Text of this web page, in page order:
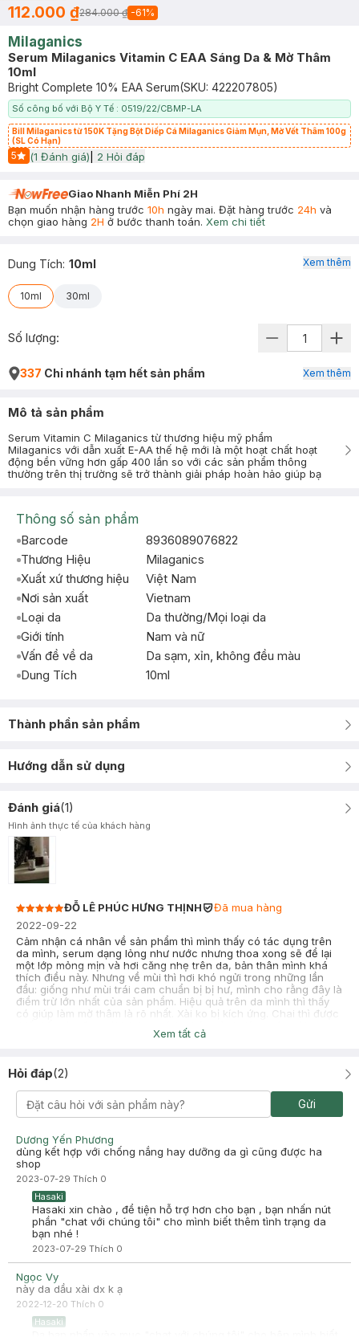
112.000 ₫284.000 ₫ -61%
Milaganics
Serum Milaganics Vitamin C EAA Sáng Da & Mờ Thâm
10ml
Bright Complete 10% EAA Serum(SKU: 422207805)
Số công bố với Bộ Y Tế : 0519/22/CBMP-LA
Bill Milaganics từ 150K Tặng Bột Diếp Cá Milaganics Giảm Mụn, Mờ Vết Thâm 100g
(SL Có Hạn)
5
Start Icon
(1 Đánh giá) 2 Hỏi đáp
Giao Nhanh Miễn Phí 2H
Bạn muốn nhận hàng trước 10h ngày mai. Đặt hàng trước 24h và
chọn giao hàng 2H ở bước thanh toán. Xem chi tiết
Dung Tích: 10ml
10ml 30ml
Xem thêm
Số lượng:
337 Chi nhánh tạm hết sản phẩm Xem thêm
Mô tả sản phẩm
Serum Vitamin C Milaganics từ thương hiệu mỹ phẩm
Milaganics với dẫn xuất E-AA thế hệ mới là một hoạt chất hoạt
động bền vững hơn gấp 400 lần so với các sản phẩm thông
thường trên thị trường sẽ trở thành giải pháp hoàn hảo giúp bạ
Thông số sản phẩm
Barcode
8936089076822
Thương Hiệu
Milaganics
Xuất xứ thương hiệu
Việt Nam
Nơi sản xuất
Vietnam
Loại da
Da thường/Mọi loại da
Giới tính
Nam và nữ
Vấn đề về da
Da sạm, xỉn, không đều màu
Dung Tích
10ml
Thành phần sản phẩm
Hướng dẫn sử dụng
Đánh giá(1)
Hình ảnh thực tế của khách hàng
ĐỖ LÊ PHÚC HƯNG THỊNH
Đã mua hàng
2022-09-22
Cảm nhận cá nhân về sản phẩm thì mình thấy có tác dụng trên
da mình, serum dạng lỏng như nước nhưng thoa xong sẽ để lại
một lớp mỏng mịn và hơi căng nhẹ trên da, bản thân mình khá
thích điều này. Nhưng về mùi thì hơi khó ngửi trong những lần
đầu: giống như mùi trái cam chuẩn bị bị hư, mình cho rằng đây là
điểm trừ lớn nhất của sản phẩm. Hiệu quả trên da mình thì thấy
có giúp làm mờ thâm là rõ nhất. Xài ko bị kích ứng. Chai thì được
thiết kế màu đen với lại dung tích nhỏ, mà do lỏng nên xài mau
hết, chưa kịp oxi hoá là mình xài hết rồi. Nên dùng thử.
Xem tất cả
Hỏi đáp(2)
Gửi
Dương Yến Phương
dùng kết hợp với chống nắng hay dưỡng da gì cũng được ha
shop
2023-07-29 Thích 0
Hasaki
Hasaki xin chào , để tiện hỗ trợ hơn cho bạn , bạn nhấn nút
phần "chat với chúng tôi" cho mình biết thêm tình trạng da
bạn nhé !
2023-07-29 Thích 0
Ngọc Vy
này da dầu xài dx k ạ
2022-12-20 Thích 0
Hasaki